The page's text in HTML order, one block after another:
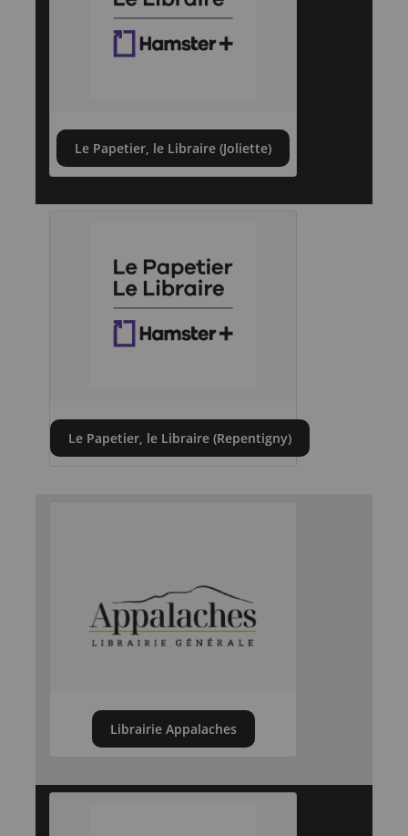
Le Papetier, le Libraire (Joliette)
Le Papetier, le Libraire (Repentigny)
Librairie Appalaches